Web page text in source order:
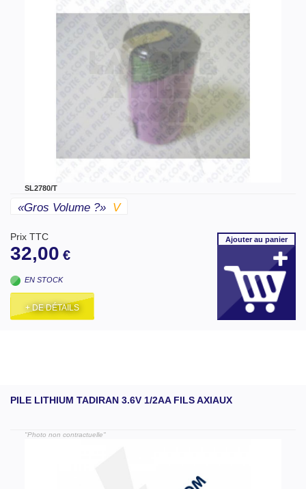
SL2780/T
«gros Volume ?» V
Prix TTC
32,00 €
EN STOCK
+ DE DÉTAILS
Ajouterau panier
PILE LITHIUM TADIRAN 3.6V 1/2AA FILS AXIAUX
"Photo non contractuelle"